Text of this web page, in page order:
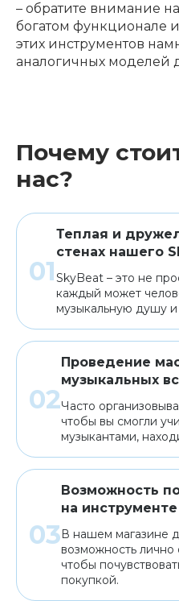
– обратите внимание
богатом функционале
этих инструментов
аналогичных моделей
Почему
нас?
Теплая и
стенах нашего
SkyBeat – это не
каждый может
музыкальную душу и
Проведение
музыкальных
Часто
чтобы вы смогли
музыкантами,
Возможность
на инструменте
В нашем магазине
возможность лично
чтобы
покупкой.